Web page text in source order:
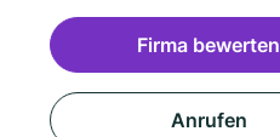
Firma bewerten
Anrufen